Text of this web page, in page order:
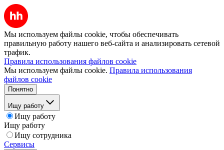
Мы используем файлы cookie, чтобы обеспечивать
правильную работу нашего веб-сайта и анализировать сетевой
трафик.
Правила использования файлов cookie
Мы используем файлы cookie. Правила использования
файлов cookie
Понятно
Ищу работу
Ищу работу
Ищу работу
Ищу сотрудника
Сервисы